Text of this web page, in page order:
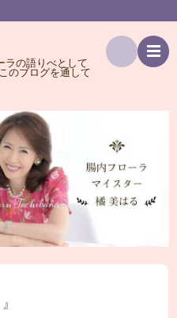
ラの語りべとして
のブログを通して
索